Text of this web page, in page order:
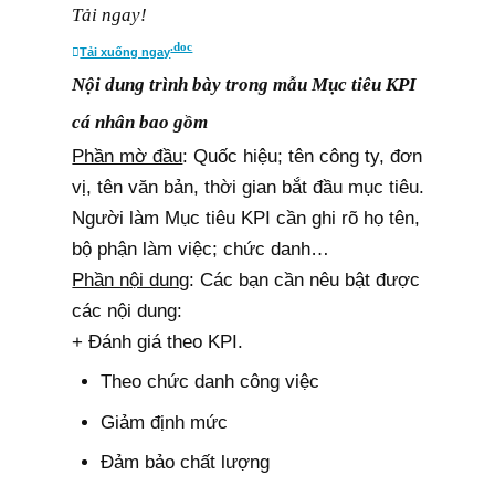
Tải ngay!
Tải xuống ngay.doc
Nội dung trình bày trong mẫu Mục tiêu KPI
cá nhân bao gồm
Phần mờ đầu: Quốc hiệu; tên công ty, đơn
vị, tên văn bản, thời gian bắt đầu mục tiêu.
Người làm Mục tiêu KPI cần ghi rõ họ tên,
bộ phận làm việc; chức danh…
Phần nội dung: Các bạn cần nêu bật được
các nội dung:
+ Đánh giá theo KPI.
Theo chức danh công việc
Giảm định mức
Đảm bảo chất lượng